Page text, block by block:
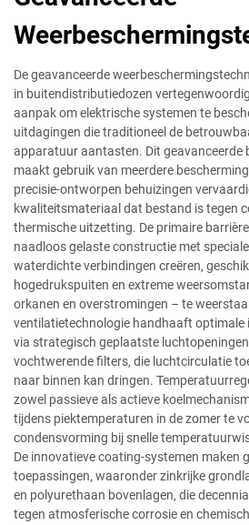
De geavanceerde
in buitendistributiedozen
aanpak om elektrische systemen te
uitdagingen die traditioneel de
apparatuur aantasten. Dit geavanceerde
maakt gebruik van meerdere
precisie-ontworpen behuizingen
kwaliteitsmateriaal dat bestand is tegen
thermische uitzetting. De primaire
naadloos gelaste constructie met
waterdichte verbindingen creëren,
hogedrukspuiten en extreme
orkanen en overstromingen – te
ventilatietechnologie handhaaft optimale
via strategisch geplaatste
vochtwerende filters, die luchtcirculatie
naar binnen kan dringen.
zowel passieve als actieve
tijdens piektemperaturen in de zomer te
condensvorming bij snelle
De innovatieve coating-systemen maken
toepassingen, waaronder zinkrijke
en polyurethaan bovenlagen, die
tegen atmosferische corrosie en